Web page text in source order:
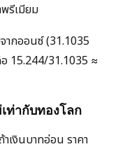
รีเมียม
ากออนซ์ (31.1035
15.244/31.1035 ≈
ท่ากับทองโลก
าเงินบาทอ่อน ราคา